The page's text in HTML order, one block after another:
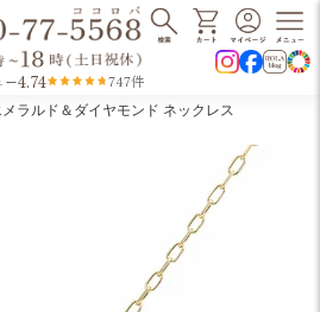
ー4.74 747件
メラルド＆ダイヤモンド ネックレス